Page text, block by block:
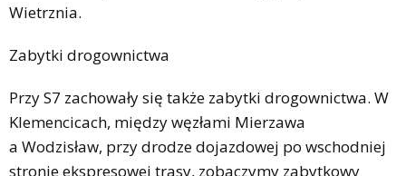
Wietrznia.
Zabytki drogownictwa
Przy S7 zachowały się także zabytki drogownictwa. W
Klemencicach, między węzłami Mierzawa
a Wodzisław, przy drodze dojazdowej po wschodniej
stronie ekspresowej trasy, zobaczymy zabytkowy